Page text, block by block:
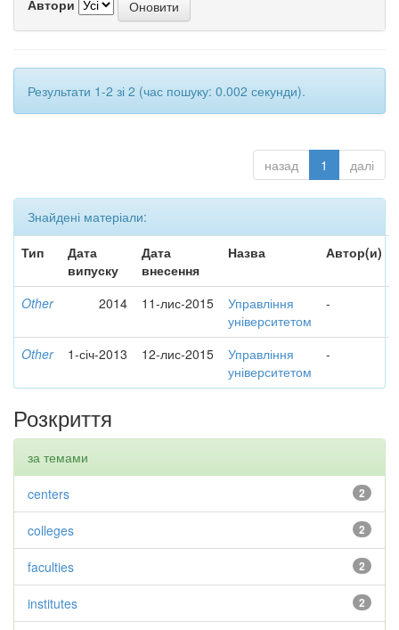
Автори
Результати 1-2 зі 2 (час пошуку: 0.002 секунди).
назад 1 далі
Знайдені матеріали:
Тип
Дата
випуску
Дата
внесення
Назва Автор(и)
Other 2014 11-лис-2015
Управління
університетом
-
Other 1-січ-2013 12-лис-2015
Управління
університетом
-
Розкриття
за темами
2
centers
2
colleges
2
faculties
2
institutes